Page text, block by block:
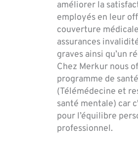
améliorer la
employés en leur
couverture
assurances
graves ainsi qu’un
Chez Merkur nous
programme de
(Télémédecine et
santé mentale) car
pour l’équilibre
professionnel.